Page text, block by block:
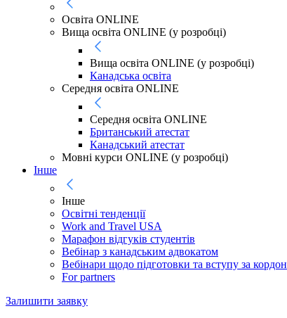
Освіта ONLINE
Вища освіта ONLINE (у розробці)
Вища освіта ONLINE (у розробці)
Канадська освіта
Середня освіта ONLINE
Середня освіта ONLINE
Британський атестат
Канадський атестат
Мовні курси ONLINE (у розробці)
Інше
Інше
Освітні тенденції
Work and Travel USA
Марафон відгуків студентів
Вебінар з канадським адвокатом
Вебінари щодо підготовки та вступу за кордон
For partners
Залишити заявку